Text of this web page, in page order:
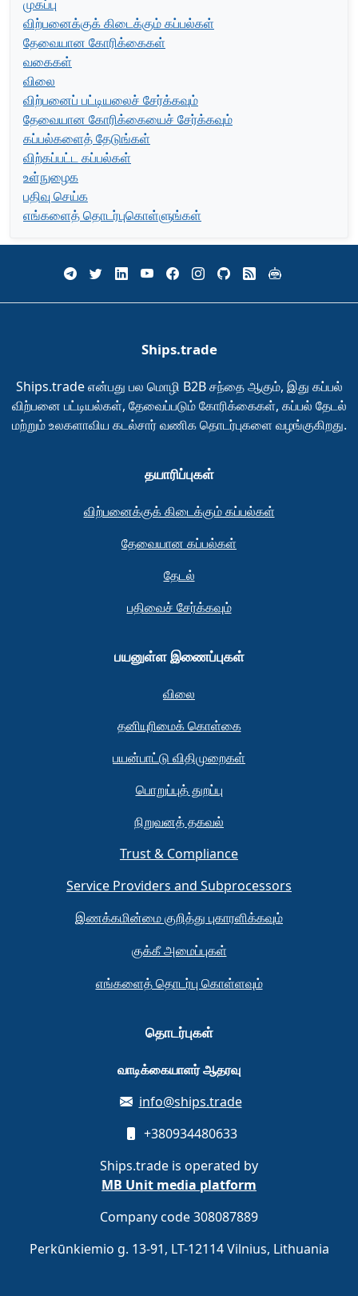
முகப்பு
விற்பனைக்குக் கிடைக்கும் கப்பல்கள்
தேவையான கோரிக்கைகள்
வகைகள்
விலை
விற்பனைப் பட்டியலைச் சேர்க்கவும்
தேவையான கோரிக்கையைச் சேர்க்கவும்
கப்பல்களைத் தேடுங்கள்
விற்கப்பட்ட கப்பல்கள்
உள்நுழைக
பதிவு செய்க
எங்களைத் தொடர்புகொள்ளுங்கள்
Ships.trade
Ships.trade என்பது பல மொழி B2B சந்தை ஆகும், இது கப்பல்
விற்பனை பட்டியல்கள், தேவைப்படும் கோரிக்கைகள், கப்பல் தேடல்
மற்றும் உலகளாவிய கடல்சார் வணிக தொடர்புகளை வழங்குகிறது.
தயாரிப்புகள்
விற்பனைக்குக் கிடைக்கும் கப்பல்கள்
தேவையான கப்பல்கள்
தேடல்
பதிவைச் சேர்க்கவும்
பயனுள்ள இணைப்புகள்
விலை
தனியுரிமைக் கொள்கை
பயன்பாட்டு விதிமுறைகள்
பொறுப்புத் துறப்பு
நிறுவனத் தகவல்
Trust & Compliance
Service Providers and Subprocessors
இணக்கமின்மை குறித்து புகாரளிக்கவும்
குக்கீ அமைப்புகள்
எங்களைத் தொடர்பு கொள்ளவும்
தொடர்புகள்
வாடிக்கையாளர் ஆதரவு
info@ships.trade
+380934480633
Ships.trade is operated by
MB Unit media platform
Company code 308087889
Perkūnkiemio g. 13-91, LT-12114 Vilnius, Lithuania